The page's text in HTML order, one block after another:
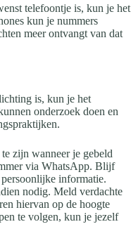
telefoontje is, kun je het
kun je nummers
meer ontvangt van dat
is, kun je het
onderzoek doen en
zijn wanneer je gebeld
via WhatsApp. Blijf
informatie.
nodig. Meld verdachte
hiervan op de hoogte
te volgen, kun je jezelf